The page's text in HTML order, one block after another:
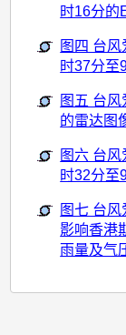
时16分的
图四 台
时37分至
图五 台
的雷达图
图六 台
时32分至
图七 台
影响香港
雨量及气